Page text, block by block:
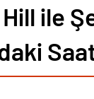
ile